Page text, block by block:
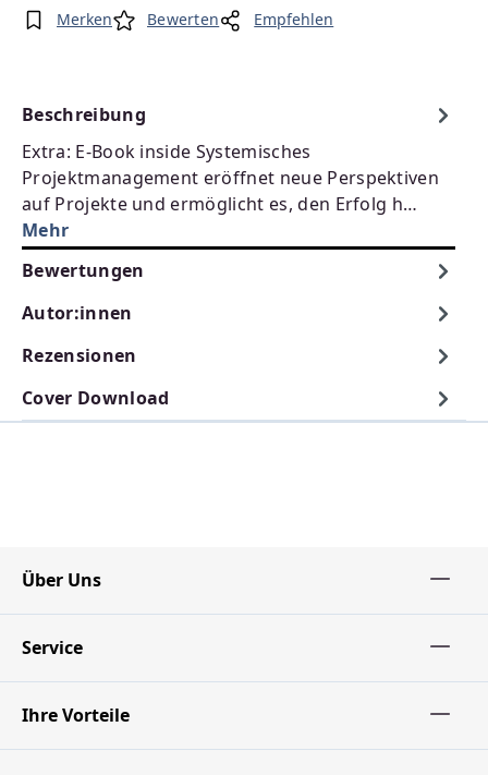
Merken Bewerten Empfehlen
Beschreibung
Extra: E-Book inside Systemisches
Projektmanagement eröffnet neue Perspektiven
auf Projekte und ermöglicht es, den Erfolg h…
Mehr
Bewertungen
Autor:innen
Rezensionen
Cover Download
Über Uns
Service
Ihre Vorteile